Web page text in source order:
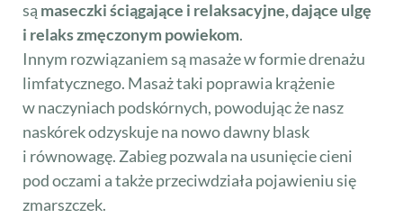
są maseczki ściągające i relaksacyjne, dające ulgę
i relaks zmęczonym powiekom.
Innym rozwiązaniem są masaże w formie drenażu
limfatycznego. Masaż taki poprawia krążenie
w naczyniach podskórnych, powodując że nasz
naskórek odzyskuje na nowo dawny blask
i równowagę. Zabieg pozwala na usunięcie cieni
pod oczami a także przeciwdziała pojawieniu się
zmarszczek.